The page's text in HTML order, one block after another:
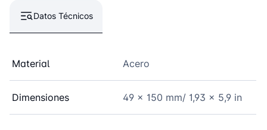
Datos Técnicos
Material Acero
Dimensiones 49 x 150 mm/ 1,93 x 5,9 in